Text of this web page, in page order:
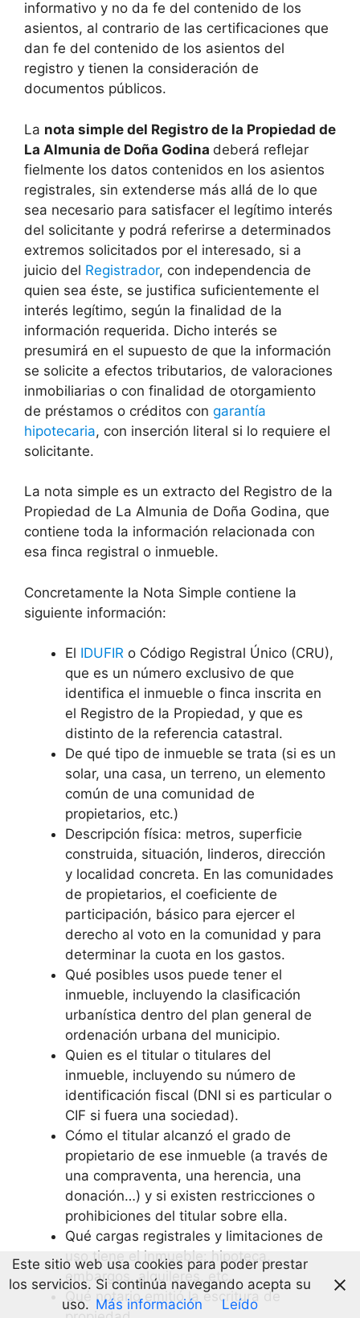
informativo y no da fe del contenido de los
asientos, al contrario de las certificaciones que
dan fe del contenido de los asientos del
registro y tienen la consideración de
documentos públicos.
La nota simple del Registro de la Propiedad de
La Almunia de Doña Godina deberá reflejar
fielmente los datos contenidos en los asientos
registrales, sin extenderse más allá de lo que
sea necesario para satisfacer el legítimo interés
del solicitante y podrá referirse a determinados
extremos solicitados por el interesado, si a
juicio del Registrador, con independencia de
quien sea éste, se justifica suficientemente el
interés legítimo, según la finalidad de la
información requerida. Dicho interés se
presumirá en el supuesto de que la información
se solicite a efectos tributarios, de valoraciones
inmobiliarias o con finalidad de otorgamiento
de préstamos o créditos con garantía
hipotecaria, con inserción literal si lo requiere el
solicitante.
La nota simple es un extracto del Registro de la
Propiedad de La Almunia de Doña Godina, que
contiene toda la información relacionada con
esa finca registral o inmueble.
Concretamente la Nota Simple contiene la
siguiente información:
El IDUFIR o Código Registral Único (CRU),
que es un número exclusivo de que
identifica el inmueble o finca inscrita en
el Registro de la Propiedad, y que es
distinto de la referencia catastral.
De qué tipo de inmueble se trata (si es un
solar, una casa, un terreno, un elemento
común de una comunidad de
propietarios, etc.)
Descripción física: metros, superficie
construida, situación, linderos, dirección
y localidad concreta. En las comunidades
de propietarios, el coeficiente de
participación, básico para ejercer el
derecho al voto en la comunidad y para
determinar la cuota en los gastos.
Qué posibles usos puede tener el
inmueble, incluyendo la clasificación
urbanística dentro del plan general de
ordenación urbana del municipio.
Quien es el titular o titulares del
inmueble, incluyendo su número de
identificación fiscal (DNI si es particular o
CIF si fuera una sociedad).
Cómo el titular alcanzó el grado de
propietario de ese inmueble (a través de
una compraventa, una herencia, una
donación…) y si existen restricciones o
prohibiciones del titular sobre ella.
Qué cargas registrales y limitaciones de
uso tiene el inmueble: hipoteca,
embargos, alquileres, etc.
Qué notario emitió la escritura de
Este sitio web usa cookies para poder prestar
los servicios. Si continúa navegando acepta su
uso. Más información Leído